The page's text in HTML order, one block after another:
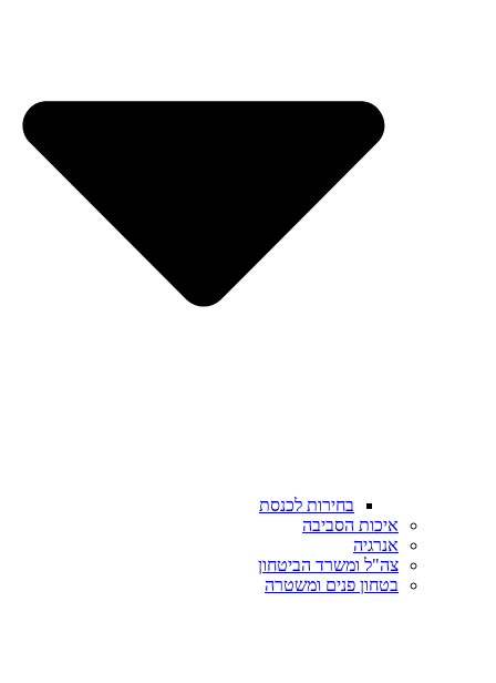
בחירות לכנסת
איכות הסביבה
אנרגיה
צה"ל ומשרד הביטחון
בטחון פנים ומשטרה